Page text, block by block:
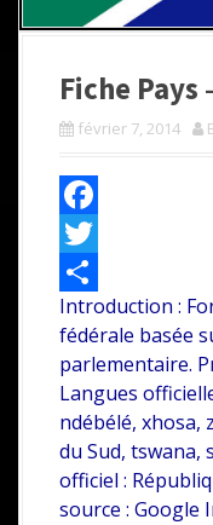
Fiche Pays
février 7, 2014
F
a
c
e
b
o
o
k
T
w
i
t
t
e
r
P
a
r
t
a
g
Introduction :
fédérale basée
parlementaire.
Langues
ndébélé,
du Sud, tswana,
officiel :
source : Google